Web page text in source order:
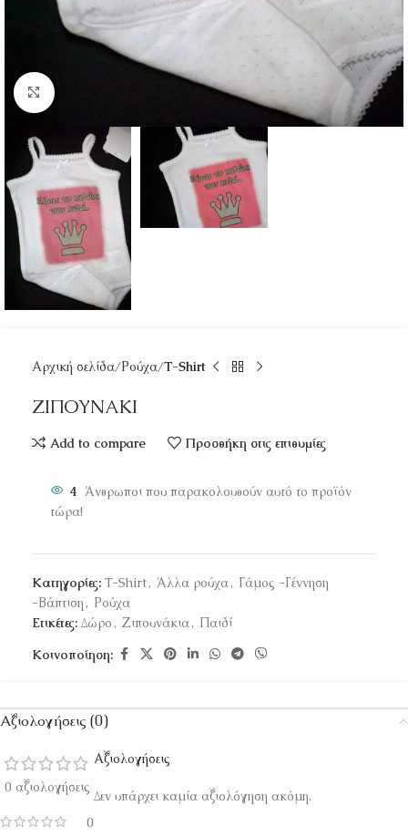
Κάντε κλικ για μεγέθυνση
Αρχική σελίδα Ρούχα T-Shirt
ΖΙΠΟΥΝΑΚΙ
Add to compare Προσθήκη στις επιθυμίες
4 Άνθρωποι που παρακολουθούν αυτό το προϊόν
τώρα!
Κατηγορίες: T-Shirt, Άλλα ρούχα, Γάμος -Γέννηση
-Βάπτιση , Ρούχα
Ετικέτες: Δώρο , Ζιπουνάκια, Παιδί
Κοινοποίηση:
Αξιολογήσεις (0)
0 αξιολογήσεις
0
Αξιολογήσεις
Δεν υπάρχει καμία αξιολόγηση ακόμη.